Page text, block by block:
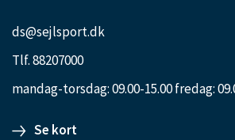
ds@sejlsport.dk
Tlf. 88207000
mandag-torsdag: 09.00-15.00 fredag:
Se kort